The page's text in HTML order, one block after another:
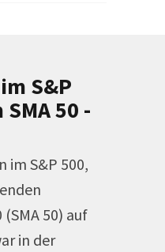
S&P
50 -
im S&P 500,
50) auf
in der